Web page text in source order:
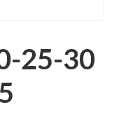
25-30